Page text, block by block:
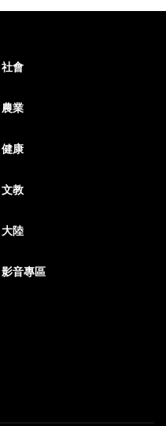
社會
農業
健康
文教
大陸
影音專區